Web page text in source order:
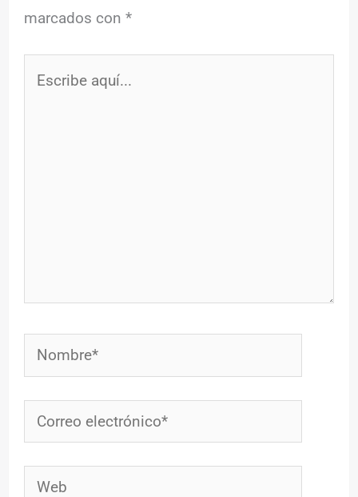
marcados con*
Nombre*
Correo
electrónico*
Web